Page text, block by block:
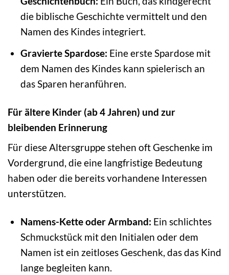
die biblische Geschichte vermittelt und den
Namen des Kindes integriert.
Gravierte Spardose: Eine erste Spardose mit
dem Namen des Kindes kann spielerisch an
das Sparen heranführen.
Für ältere Kinder (ab 4 Jahren) und zur
bleibenden Erinnerung
Für diese Altersgruppe stehen oft Geschenke im
Vordergrund, die eine langfristige Bedeutung
haben oder die bereits vorhandene Interessen
unterstützen.
Namens-Kette oder Armband: Ein schlichtes
Schmuckstück mit den Initialen oder dem
Namen ist ein zeitloses Geschenk, das das Kind
lange begleiten kann.